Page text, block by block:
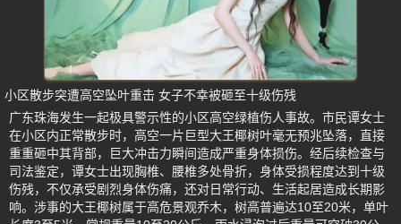
小区散步突遭高空坠叶重击 女子不幸被砸至十级伤残
广东珠海发生一起极具警示性的小区高空绿植伤人事故。市民谭女士
在小区内正常散步时，高空一片巨型大王椰树叶毫无预兆坠落，直接
重重砸中其背部，巨大冲击力瞬间造成严重身体损伤。经后续检查与
司法鉴定，谭女士出现胸椎、腰椎多处骨折，身体受损程度达到十级
伤残，不仅承受剧烈身体伤痛，还对日常行动、生活起居造成长期影
响。涉事的大王椰树属于高危景观乔木，树高普遍达10至20米，单叶